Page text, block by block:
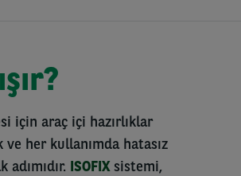
için araç içi hazırlıklar
her kullanımda hatasız
ISOFIXsistemi,